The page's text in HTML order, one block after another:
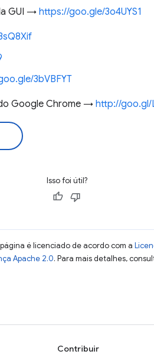
GUI → https://goo.gle/3o4UYS1
3bVBFYT
Google Chrome → http://goo.gl/
Isso foi útil?
é licenciado de acordo com a
Apache 2.0. Para mais detalhes,
Contribuir